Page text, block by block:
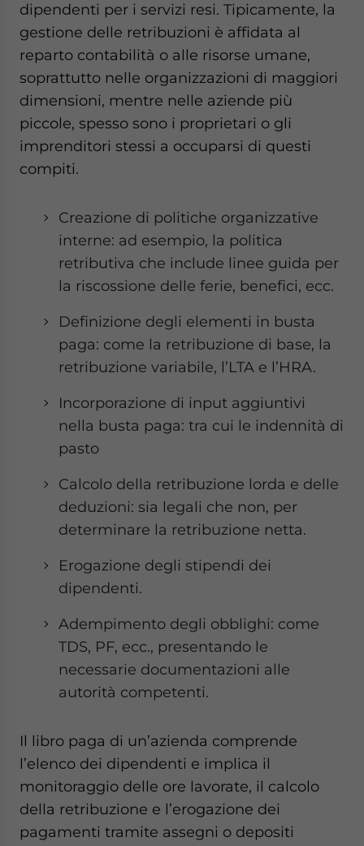
dipendenti per i servizi resi. Tipicamente, la
gestione delle retribuzioni è affidata al
reparto contabilità o alle risorse umane,
soprattutto nelle organizzazioni di maggiori
dimensioni, mentre nelle aziende più
piccole, spesso sono i proprietari o gli
imprenditori stessi a occuparsi di questi
compiti.
Creazione di politiche organizzative
interne: ad esempio, la politica
retributiva che include linee guida per
la riscossione delle ferie, benefici, ecc.
Definizione degli elementi in busta
paga: come la retribuzione di base, la
retribuzione variabile, l’LTA e l’HRA.
Incorporazione di input aggiuntivi
nella busta paga: tra cui le indennità di
pasto
Calcolo della retribuzione lorda e delle
deduzioni: sia legali che non, per
determinare la retribuzione netta.
Erogazione degli stipendi dei
dipendenti.
Adempimento degli obblighi: come
TDS, PF, ecc., presentando le
necessarie documentazioni alle
autorità competenti.
Il libro paga di un’azienda comprende
l’elenco dei dipendenti e implica il
monitoraggio delle ore lavorate, il calcolo
della retribuzione e l’erogazione dei
pagamenti tramite assegni o depositi